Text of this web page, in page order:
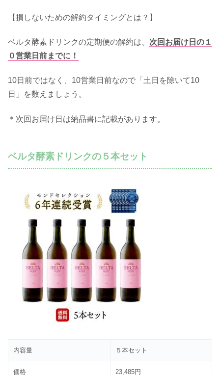
【損しないための解約タイミングとは？】
ベルタ酵素ドリンクの定期便の解約は、 次回お届け日の１
０営業日前までに！
10日前ではなく、10営業日前なので「土日を除いて10
日」を数えましょう。
＊次回お届け日は納品書に記載があります。
ベルタ酵素ドリンクの５本セット
内容量 ５本セット
価格 23,485円